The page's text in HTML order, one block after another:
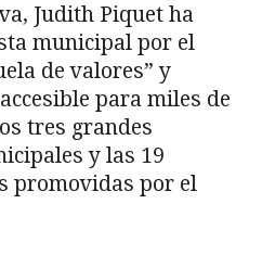
Judith Piquet ha
municipal por el
de valores” y
para miles de
tres grandes
y las 19
promovidas por el